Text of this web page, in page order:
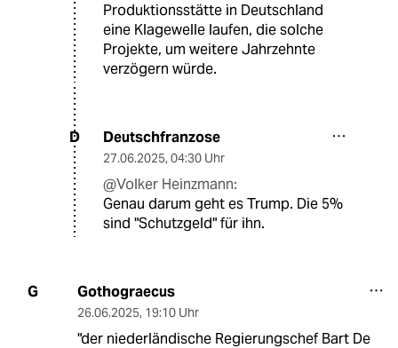
Produktionsstätte in Deutschland
eine Klagewelle laufen, die solche
Projekte, um weitere Jahrzehnte
verzögern würde.
D Deutschfranzose
27.06.2025, 04:30 Uhr
@Volker Heinzmann:
Genau darum geht es Trump. Die 5%
sind "Schutzgeld" für ihn.
G Gothograecus
26.06.2025, 19:10 Uhr
"der niederländische Regierungschef Bart De